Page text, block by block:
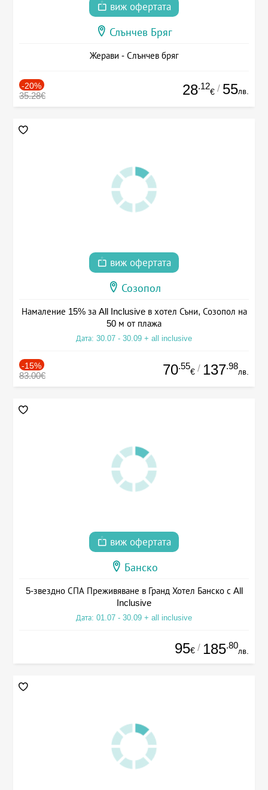
виж офертата
Слънчев Бряг
Жерави - Слънчев бряг
-20%
35.28€ 28.12
€ / 55лв.
виж офертата
Созопол
Намаление 15% за All Inclusive в хотел Съни, Созопол на
50 м от плажа
Дата: 30.07 - 30.09 + all inclusive
-15%
83.00€ 70.55
€ / 137.98
лв.
виж офертата
Банско
5-звездно СПА Преживяване в Гранд Хотел Банско с All
Inclusive
Дата: 01.07 - 30.09 + all inclusive
95€ / 185.80
лв.